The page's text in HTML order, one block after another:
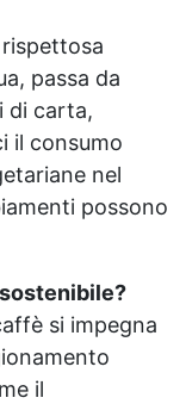
passa da
di carta,
il consumo
nel
possono
si impegna
il